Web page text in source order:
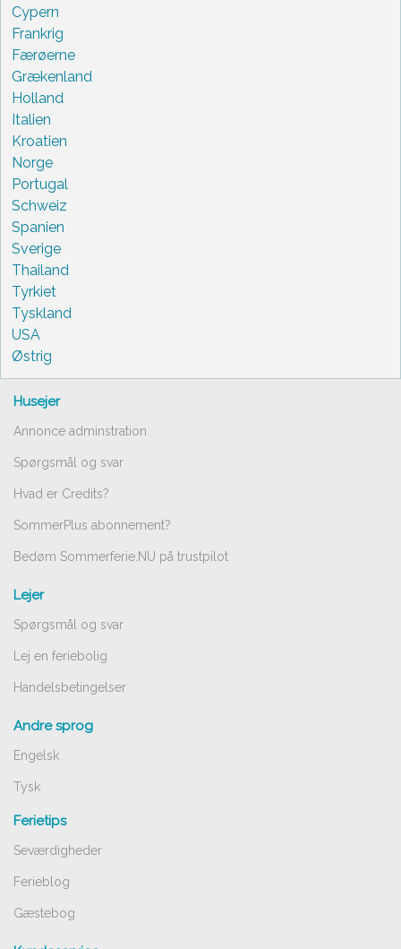
Cypern
Frankrig
Færøerne
Grækenland
Holland
Italien
Kroatien
Norge
Portugal
Schweiz
Spanien
Sverige
Thailand
Tyrkiet
Tyskland
USA
Østrig
Husejer
Annonce adminstration
Spørgsmål og svar
Hvad er Credits?
SommerPlus abonnement?
Bedøm Sommerferie.NU på trustpilot
Lejer
Spørgsmål og svar
Lej en feriebolig
Handelsbetingelser
Andre sprog
Engelsk
Tysk
Ferietips
Seværdigheder
Ferieblog
Gæstebog